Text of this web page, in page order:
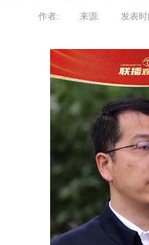
作者: 来源: 发表时